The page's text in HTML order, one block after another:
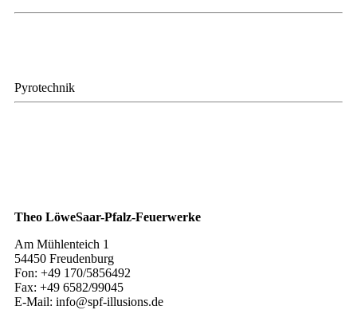
Pyrotechnik
Theo LöweSaar-Pfalz-Feuerwerke
Am Mühlenteich 1
54450 Freudenburg
Fon: +49 170/5856492
Fax: +49 6582/99045
E-Mail: info@spf-illusions.de